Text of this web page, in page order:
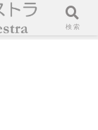
検索